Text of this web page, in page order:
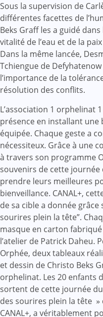
Sous la supervision de
différentes facettes de
Beks Graff les a guidé
vitalité de l’eau et de la
Dans la même lancée,
Tchiengue de
l’importance de la
résolution des conflits.
L’association 1 orphelinat
présence en installant
équipée. Chaque geste a
nécessiteux. Grâce à une
à travers son programme
souvenirs de cette
prendre leurs meilleures
bienveillance. CANAL+,
de sa cible a donnée
sourires plein la tête”.
masque en carton
l’atelier de Patrick Daheu.
Orphée, deux tableaux
et dessin de Christo Beks
orphelinat. Les 20 enfants
sortent de cette journée
des sourires plein la tête »
CANAL+, a véritablement